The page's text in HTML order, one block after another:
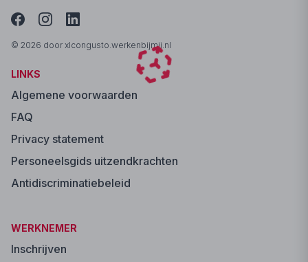
© 2026 door xlcongusto.werkenbijmij.nl
LINKS
Algemene voorwaarden
FAQ
Privacy statement
Personeelsgids uitzendkrachten
Antidiscriminatiebeleid
WERKNEMER
Inschrijven